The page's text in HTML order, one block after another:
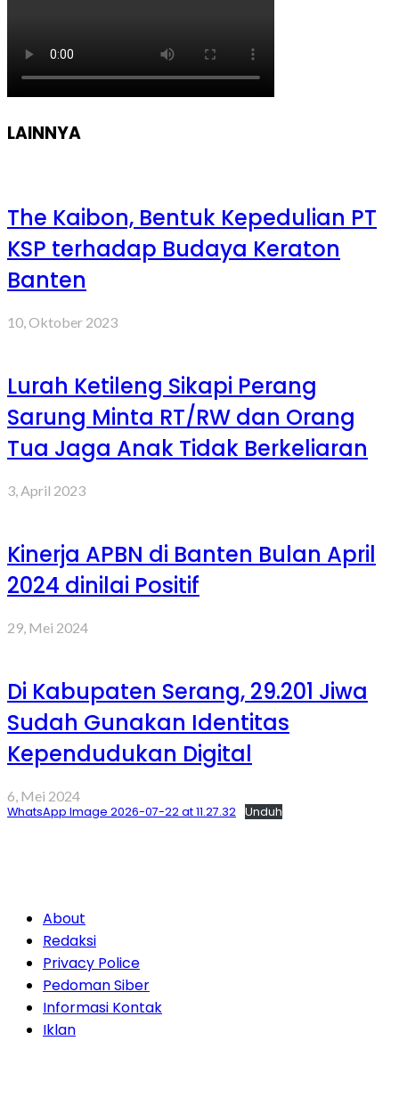
LAINNYA
The Kaibon, Bentuk Kepedulian PT
KSP terhadap Budaya Keraton
Banten
10, Oktober 2023
Lurah Ketileng Sikapi Perang
Sarung Minta RT/RW dan Orang
Tua Jaga Anak Tidak Berkeliaran
3, April 2023
Kinerja APBN di Banten Bulan April
2024 dinilai Positif
29, Mei 2024
Di Kabupaten Serang, 29.201 Jiwa
Sudah Gunakan Identitas
Kependudukan Digital
6, Mei 2024
WhatsApp Image 2026-07-22 at 11.27.32 Unduh
About
Redaksi
Privacy Police
Pedoman Siber
Informasi Kontak
Iklan